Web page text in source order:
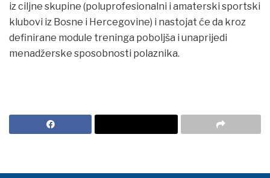
iz ciljne skupine (poluprofesionalni i amaterski sportski
klubovi iz Bosne i Hercegovine) i nastojat će da kroz
definirane module treninga poboljša i unaprijedi
menadžerske sposobnosti polaznika.